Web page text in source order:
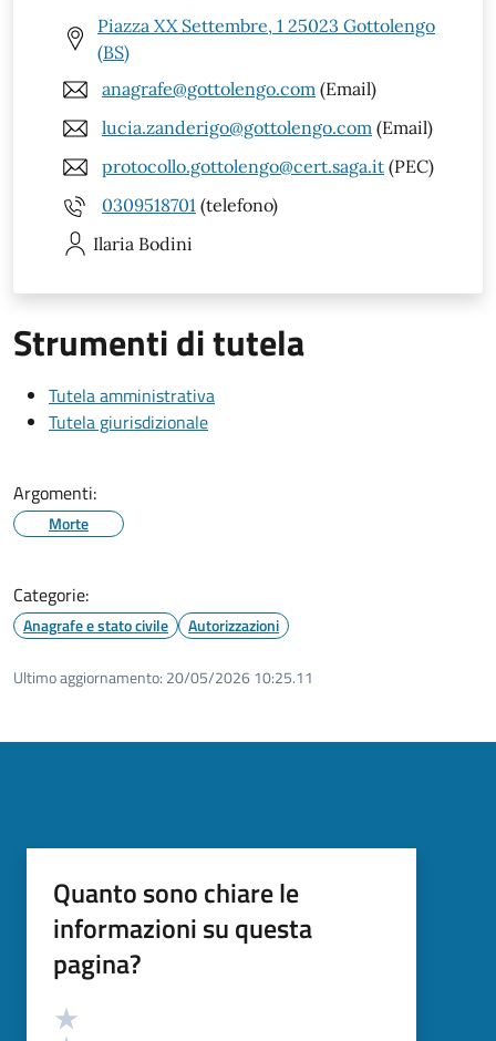
Piazza XX Settembre, 1 25023 Gottolengo
(BS)
anagrafe@gottolengo.com (Email)
lucia.zanderigo@gottolengo.com (Email)
protocollo.gottolengo@cert.saga.it (PEC)
0309518701 (telefono)
Ilaria Bodini
Strumenti di tutela
Tutela amministrativa
Tutela giurisdizionale
Argomenti:
Morte
Categorie:
Anagrafe e stato civile Autorizzazioni
Ultimo aggiornamento: 20/05/2026 10:25.11
Quanto sono chiare le
informazioni su questa
pagina?
Valutazione